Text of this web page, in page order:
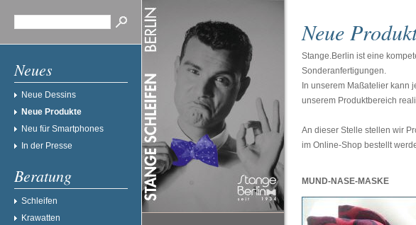
Neues
Neue Dessins
Neue Produkte
Neu für Smartphones
In der Presse
Beratung
Schleifen
Krawatten
Neue
Stange.Berlin ist eine
Sonderanfertigungen.
In unserem Maßatelier kann
unserem Produktbereich
An dieser Stelle stellen wir
im Online-Shop bestellt
MUND-NASE-MASKE